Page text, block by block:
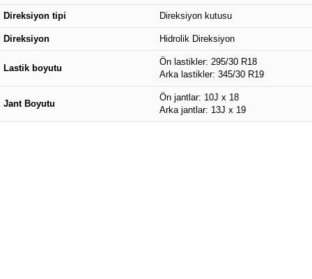
Direksiyon tipi Direksiyon kutusu
Direksiyon Hidrolik Direksiyon
Lastik boyutu
Ön lastikler: 295/30 R18
Arka lastikler: 345/30 R19
Jant Boyutu
Ön jantlar: 10J x 18
Arka jantlar: 13J x 19